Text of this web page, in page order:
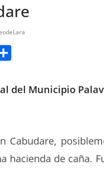
m
p
del Municipio
Cabu­dare,
hacien­da de caña.